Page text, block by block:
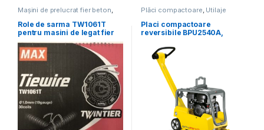
Mașini de prelucrat fier beton,
Utilaje pentru construcții
Role de sarma TW1061T
pentru masini de legat fier
beton Max RB441T
Plăci compactoare, Utilaje
Placi compactoare
reversibile BPU2540A,
OTOR HONDA
GX160,PORNIRE LA SFOARA